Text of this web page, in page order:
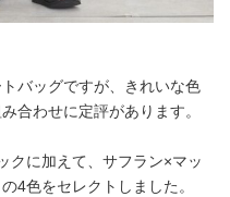
バッグですが、きれいな色
合わせに定評があります。
クに加えて、サフラン×マッ
4色をセレクトしました。